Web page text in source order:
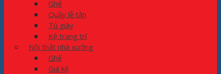
Ghế
Quầy lễ tân
Tủ giày
Kệ trang trí
Nội thất nhà xưởng
Ghế
Giá kệ